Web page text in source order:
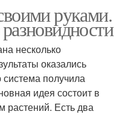
руками.
несколько
оказались
получила
идея состоит в
растений. Есть два